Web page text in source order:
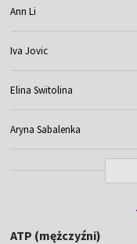
Ann Li
Iva Jovic
Elina Switolina
Aryna Sabalenka
ATP (mężczyźni)